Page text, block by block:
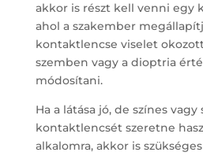
akkor is részt kell venni egy
ahol a szakember
kontaktlencse viselet
szemben vagy a dioptria
módosítani.
Ha a látása jó, de színes
kontaktlencsét szeretne
alkalomra, akkor is